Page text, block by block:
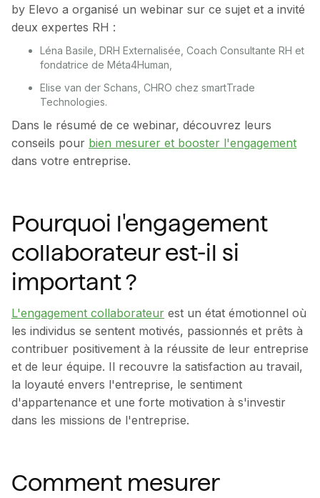
by Elevo a organisé un webinar sur ce sujet et a invité
deux expertes RH :
Léna Basile, DRH Externalisée, Coach Consultante RH et
fondatrice de Méta4Human,
Elise van der Schans, CHRO chez smartTrade
Technologies.
Dans le résumé de ce webinar, découvrez leurs
conseils pour bien mesurer et booster l'engagement
dans votre entreprise.
Pourquoi l'engagement
collaborateur est-il si
important ?
L'engagement collaborateur est un état émotionnel où
les individus se sentent motivés, passionnés et prêts à
contribuer positivement à la réussite de leur entreprise
et de leur équipe. Il recouvre la satisfaction au travail,
la loyauté envers l'entreprise, le sentiment
d'appartenance et une forte motivation à s'investir
dans les missions de l'entreprise.
Comment mesurer